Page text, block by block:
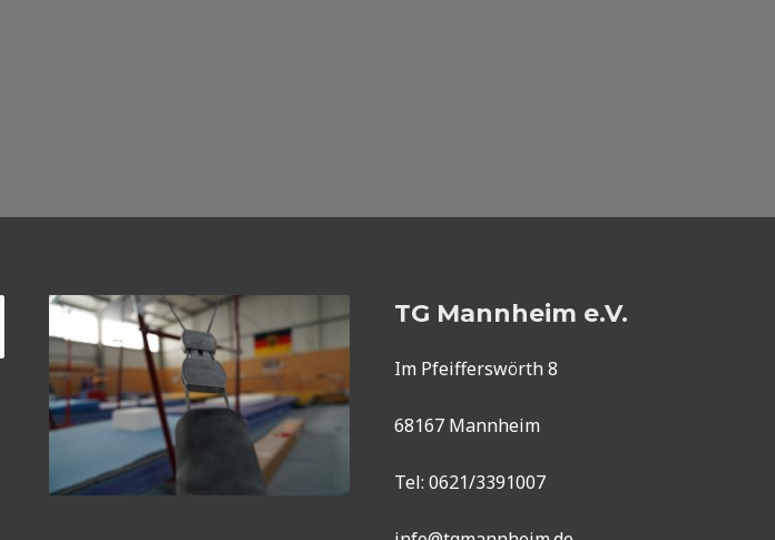
TG Mannheim e.V.
Im Pfeifferswörth 8
68167 Mannheim
Tel: 0621/3391007